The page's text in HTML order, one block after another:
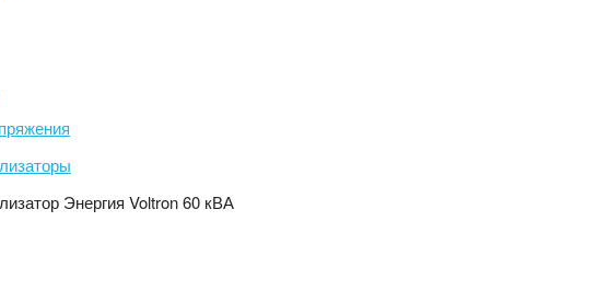
Энергия Voltron 60 кВА